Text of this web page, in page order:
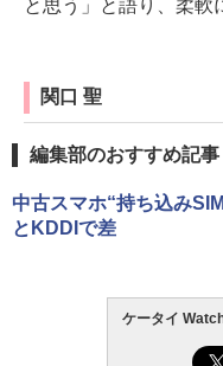
と思う」と語り、柔軟
関口 聖
編集部のおすすめ記事
中古スマホ“持ち込み
とKDDIで差
ケータイ